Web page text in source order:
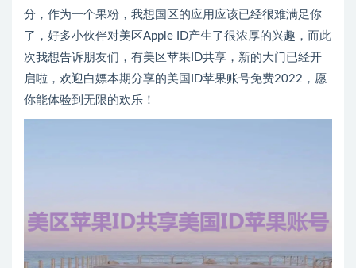
分，作为一个果粉，我想国区的应用应该已经很难满足你
了，好多小伙伴对美区Apple ID产生了很浓厚的兴趣，而此
次我想告诉朋友们，有美区苹果ID共享，新的大门已经开
启啦，欢迎白嫖本期分享的美国ID苹果账号免费2022，愿
你能体验到无限的欢乐！